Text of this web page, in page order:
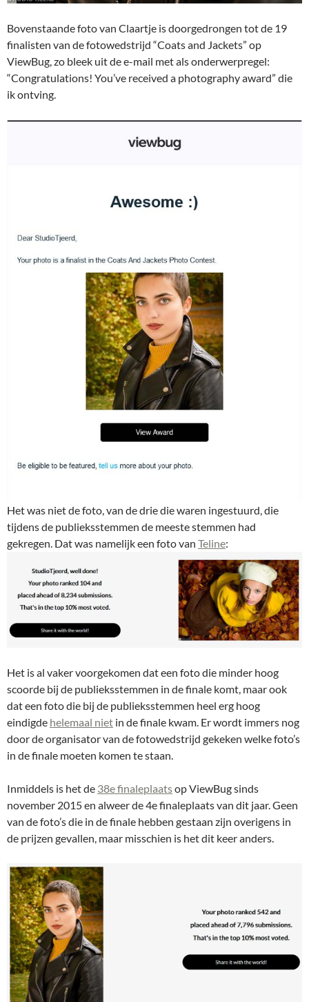
Bovenstaande foto van Claartje is doorgedrongen tot de 19
finalisten van de fotowedstrijd “Coats and Jackets” op
ViewBug, zo bleek uit de e-mail met als onderwerpregel:
“Congratulations! You’ve received a photography award” die
ik ontving.
Het was niet de foto, van de drie die waren ingestuurd, die
tijdens de publieksstemmen de meeste stemmen had
gekregen. Dat was namelijk een foto van Teline:
Het is al vaker voorgekomen dat een foto die minder hoog
scoorde bij de publieksstemmen in de finale komt, maar ook
dat een foto die bij de publieksstemmen heel erg hoog
eindigde helemaal niet in de finale kwam. Er wordt immers nog
door de organisator van de fotowedstrijd gekeken welke foto’s
in de finale moeten komen te staan.
Inmiddels is het de 38e finaleplaatsop ViewBug sinds
november 2015 en alweer de 4e finaleplaats van dit jaar. Geen
van de foto’s die in de finale hebben gestaan zijn overigens in
de prijzen gevallen, maar misschien is het dit keer anders.